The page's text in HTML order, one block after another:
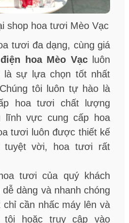
shop hoa tươi Mèo Vạc
tươi đa dạng, cùng giá
điện hoa Mèo Vạcluôn
là sự lựa chọn tốt nhất
tôi luôn tự hào là
hoa tươi chất lượng
lĩnh vực cung cấp hoa
tươi luôn được thiết kế
tuyệt vời, hoa tươi rất
tươi của quý khách
dàng và nhanh chóng
cần nhấc máy lên và
tôi hoặc truy cập vào